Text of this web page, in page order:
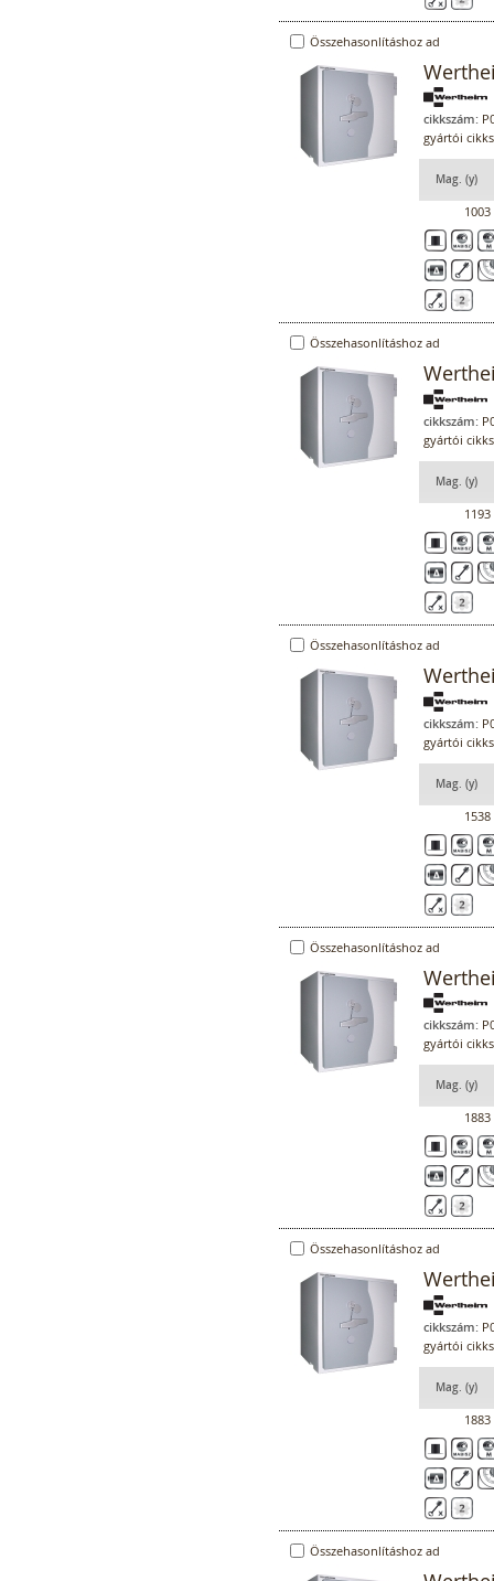
Összehasonlításhoz ad
cikkszám:
gyártói
Mag. (y)
1003
Összehasonlításhoz ad
cikkszám:
gyártói
Mag. (y)
1193
Összehasonlításhoz ad
cikkszám:
gyártói
Mag. (y)
1538
Összehasonlításhoz ad
cikkszám:
gyártói
Mag. (y)
1883
Összehasonlításhoz ad
cikkszám:
gyártói
Mag. (y)
1883
Összehasonlításhoz ad